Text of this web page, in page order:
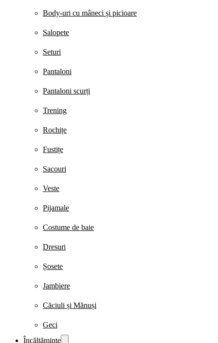
Body-uri cu mâneci și picioare
Salopete
Seturi
Pantaloni
Pantaloni scurți
Trening
Rochițe
Fustițe
Sacouri
Veste
Pijamale
Costume de baie
Dresuri
Șosete
Jambiere
Căciuli și Mănuși
Geci
Încălțăminte